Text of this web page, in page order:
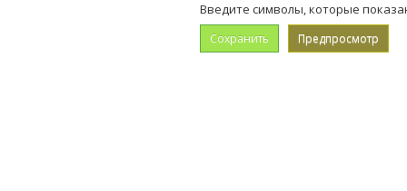
Введите символы, которые